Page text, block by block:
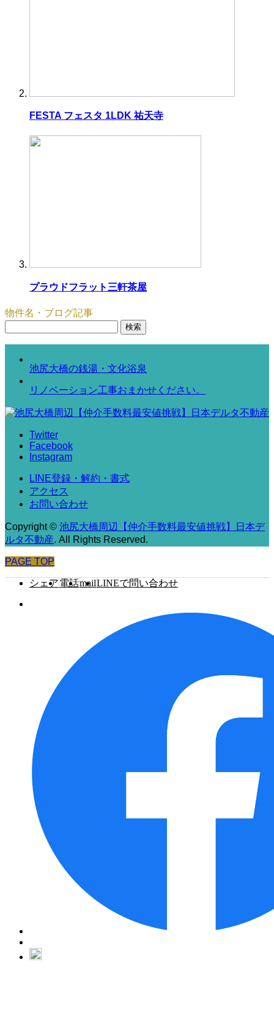
FESTA フェスタ 1LDK 祐天寺
プラウドフラット三軒茶屋
物件名・ブログ記事
池尻大橋の銭湯・文化浴泉
リノベーション工事おまかせください。
Twitter
Facebook
Instagram
LINE登録・解約・書式
アクセス
お問い合わせ
Copyright© 池尻大橋周辺【仲介手数料最安値挑戦】日本デ
ルタ不動産. All Rights Reserved.
PAGE TOP
シェア電話mailLINEで問い合わせ